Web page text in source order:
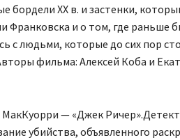
бордели ХХ в. и застенки,
Франковска и о том, где раньше
с людьми, которые до сих пор
фильма: Алексей Коба и
— «Джек
убийства, объявленного